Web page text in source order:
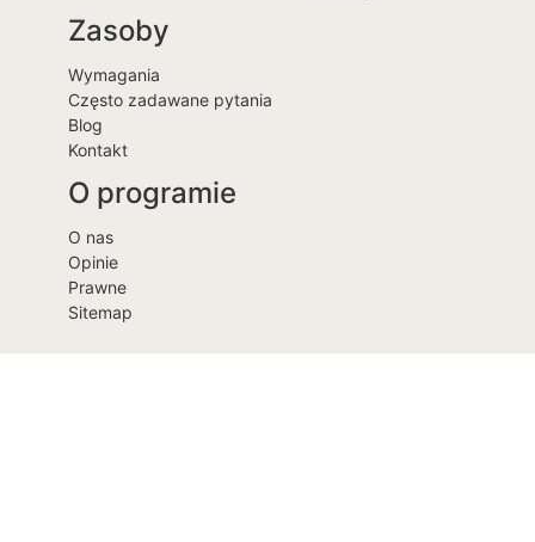
Zasoby
Wymagania
Często zadawane pytania
Blog
Kontakt
O programie
O nas
Opinie
Prawne
Sitemap